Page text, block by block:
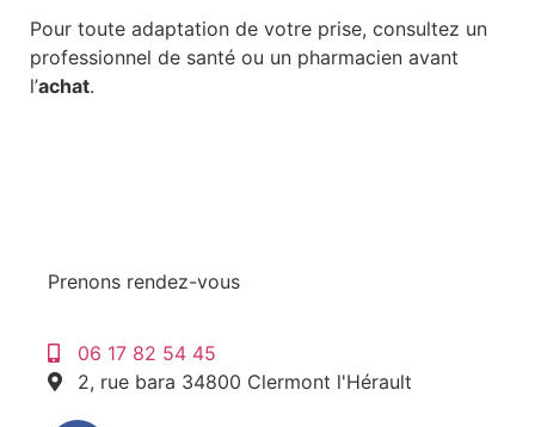
Pour toute adaptation de votre prise, consultez un
professionnel de santé ou un pharmacien avant
l’achat.
Prenons rendez-vous
06 17 82 54 45
2, rue bara 34800 Clermont l'Hérault